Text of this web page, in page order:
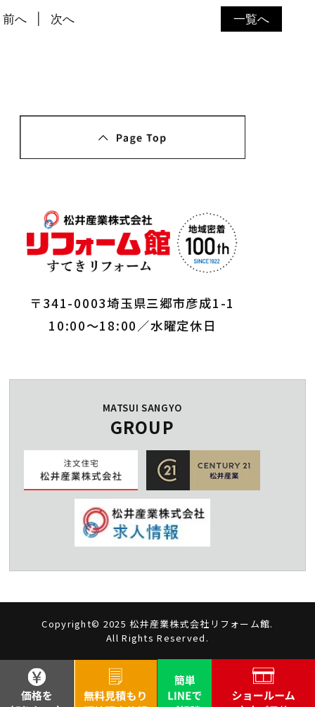
一覧へ
前へ 次へ
〒341-0003埼玉県三郷市彦成1-1
10:00～18:00／水曜定休日
MATSUI SANGYO
GROUP
Copyright© 2025 松井産業株式会社リフォーム館.
All Rights Reserved.